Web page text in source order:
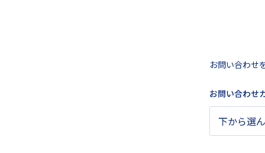
お問い合わせ
お問い合わせ